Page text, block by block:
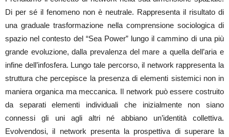
Di per sé il fenomeno non è neutrale. Rappresenta il risultato di
una graduale trasformazione nella comprensione sociologica di
spazio nel contesto del “Sea Power” lungo il cammino di una più
grande evoluzione, dalla prevalenza del mare a quella dell’aria e
infine dell’infosfera. Lungo tale percorso, il network rappresenta la
struttura che percepisce la presenza di elementi sistemici non in
maniera organica ma meccanica. Il network può essere costruito
da separati elementi individuali che inizialmente non siano
connessi gli uni agli altri né abbiano un’identità collettiva.
Evolvendosi, il network presenta la prospettiva di superare la